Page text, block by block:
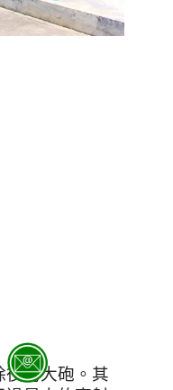
役的大砲。其